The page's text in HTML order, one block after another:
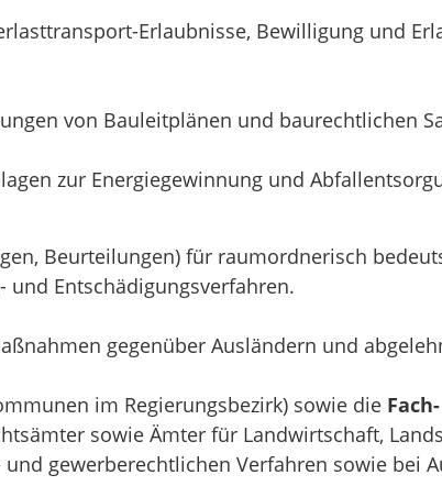
Erlaubnisse, Bewilligung und
von Bauleitplänen und baurechtlichen
zur Energiegewinnung und
Beurteilungen) für raumordnerisch
Entschädigungsverfahren.
gegenüber Ausländern und
im Regierungsbezirk) sowie die
sowie Ämter für Landwirtschaft,
gewerberechtlichen Verfahren sowie bei